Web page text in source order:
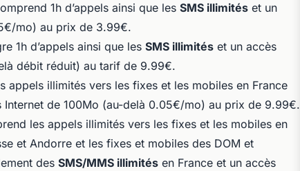
1h d’appels ainsi que les SMS illimités et un
mo) au prix de 3.99€.
1h d’appels ainsi que les SMS illimités et un accès
débit réduit) au tarif de 9.99€.
appels illimités vers les fixes et les mobiles en France
Internet de 100Mo (au-delà 0.05€/mo) au prix de 9.99€.
les appels illimités vers les fixes et les mobiles en
et Andorre et les fixes et mobiles des DOM et
des SMS/MMS illimités en France et un accès